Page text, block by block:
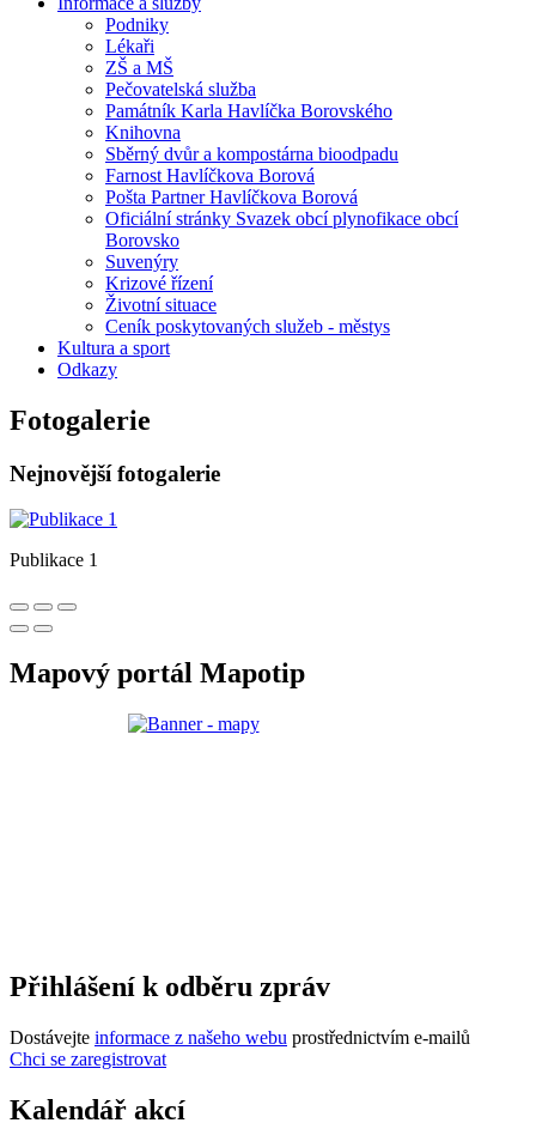
Podniky
Lékaři
ZŠ a MŠ
Pečovatelská služba
Památník Karla Havlíčka Borovského
Knihovna
Sběrný dvůr a kompostárna bioodpadu
Farnost Havlíčkova Borová
Pošta Partner Havlíčkova Borová
Oficiální stránky Svazek obcí plynofikace obcí
Borovsko
Suvenýry
Krizové řízení
Životní situace
Ceník poskytovaných služeb - městys
Kultura a sport
Odkazy
Fotogalerie
Nejnovější fotogalerie
Publikace 1
Mapový portál Mapotip
Přihlášení k odběru zpráv
Dostávejte informace z našeho webu prostřednictvím e-mailů
Chci se zaregistrovat
Kalendář akcí